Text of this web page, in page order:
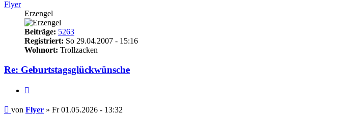
Flyer
Erzengel
Beiträge: 5263
Registriert: So 29.04.2007 - 15:16
Wohnort: Trollzacken
Re: Geburtstagsglückwünsche
Beitrag
von Flyer » Fr 01.05.2026 - 13:32